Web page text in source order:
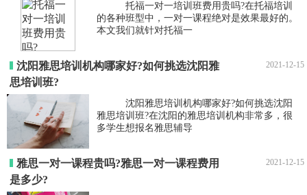
托福一对一培训班费用贵吗?在托福培训
的各种班型中，一对一课程绝对是效果最好的。
本文我们就针对托福一
沈阳雅思培训机构哪家好?如何挑选沈阳雅
思培训班?
2021-12-15
沈阳雅思培训机构哪家好?如何挑选沈阳
雅思培训班?在沈阳的雅思培训机构非常多，很
多学生想报名雅思辅导
雅思一对一课程贵吗?雅思一对一课程费用
是多少?
2021-12-15